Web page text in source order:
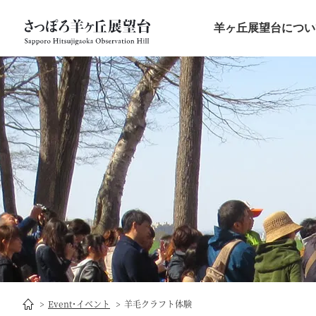
羊ヶ丘展望台につ
Event･イベント 羊毛クラフト体験